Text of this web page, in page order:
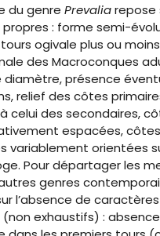
du genrePrevaliarepose
: forme semi-
ogivale plus ou
des Macroconques
diamètre, présence
relief des côtes
celui des secondaires,
espacées,
variablement orientées
Pour départager les
genres
l’absence de
exhaustifs) :